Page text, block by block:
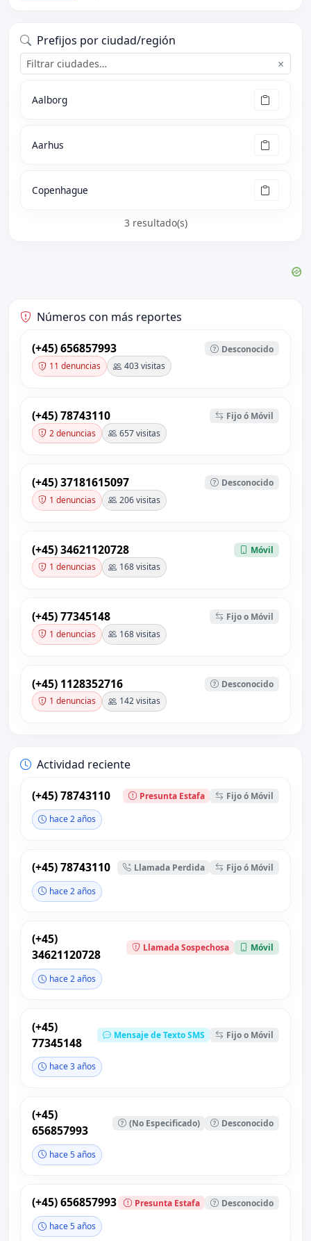
Prefijos por ciudad/región
×
Aalborg
Aarhus
Copenhague
3 resultado(s)
Números con más reportes
(+45) 656857993
Desconocido
11 denuncias
403 visitas
(+45) 78743110
Fijo ó Móvil
2 denuncias
657 visitas
(+45) 37181615097
Desconocido
1 denuncias
206 visitas
(+45) 34621120728
Móvil
1 denuncias
168 visitas
(+45) 77345148
Fijo o Móvil
1 denuncias
168 visitas
(+45) 1128352716
Desconocido
1 denuncias
142 visitas
Actividad reciente
(+45) 78743110 Presunta Estafa Fijo ó Móvil
hace 2 años
(+45) 78743110 Llamada Perdida Fijo ó Móvil
hace 2 años
(+45)
34621120728
Llamada Sospechosa Móvil
hace 2 años
(+45)
77345148
Mensaje de Texto SMS Fijo o Móvil
hace 3 años
(+45)
656857993
(No Especificado) Desconocido
hace 5 años
(+45) 656857993 Presunta Estafa Desconocido
hace 5 años